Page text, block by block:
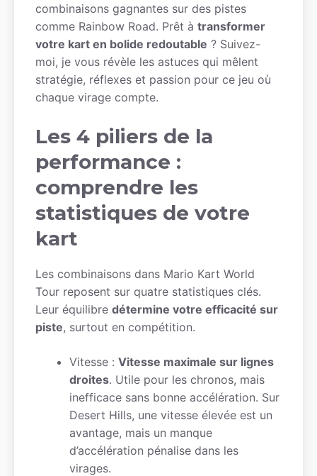
combinaisons gagnantes sur des pistes
comme Rainbow Road. Prêt à transformer
votre kart en bolide redoutable ? Suivez-
moi, je vous révèle les astuces qui mêlent
stratégie, réflexes et passion pour ce jeu où
chaque virage compte.
Les 4 piliers de la
performance :
comprendre les
statistiques de votre
kart
Les combinaisons dans Mario Kart World
Tour reposent sur quatre statistiques clés.
Leur équilibre détermine votre efficacité sur
piste, surtout en compétition.
Vitesse : Vitesse maximale sur lignes
droites. Utile pour les chronos, mais
inefficace sans bonne accélération. Sur
Desert Hills, une vitesse élevée est un
avantage, mais un manque
d’accélération pénalise dans les
virages.